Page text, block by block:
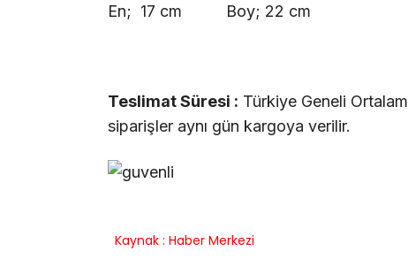
En; 17 cm Boy; 22 cm
Teslimat Süresi : Türkiye Geneli
siparişler aynı gün kargoya verilir.
Kaynak : Haber Merkezi